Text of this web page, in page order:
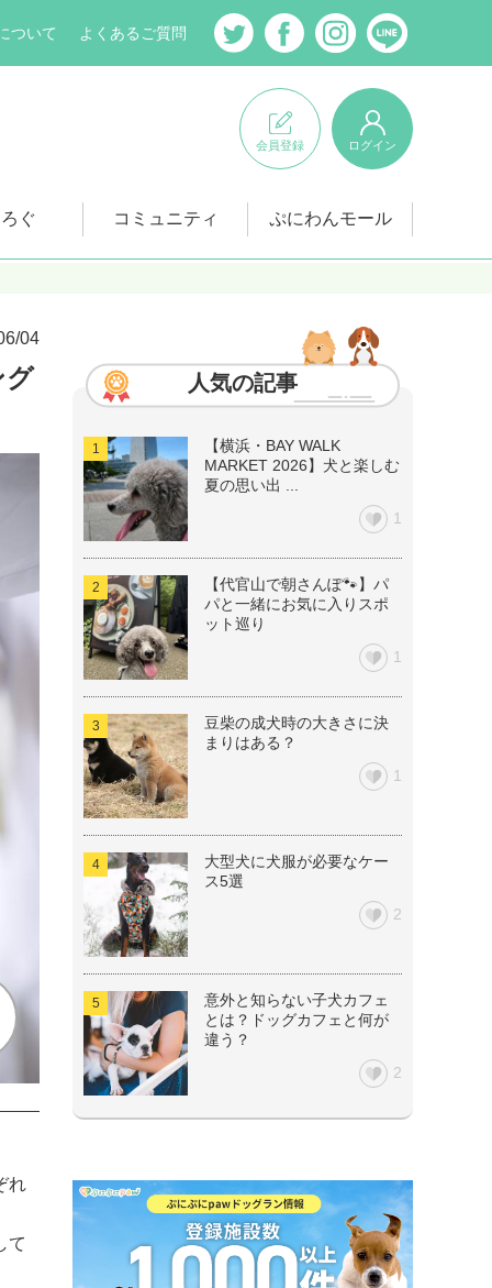
ついて よくあるご質問
会員登録 ログイン
ぐ コミュニティ ぷにわんモール
04
グ
れ
て
人気の記事
【横浜・BAY WALK
MARKET 2026】犬と楽しむ
夏の思い出 ...
1
【代官山で朝さんぽ🐾】パ
パと一緒にお気に入りスポ
ット巡り
1
豆柴の成犬時の大きさに決
まりはある？
1
大型犬に犬服が必要なケー
ス5選
2
意外と知らない子犬カフェ
とは？ドッグカフェと何が
違う？
2